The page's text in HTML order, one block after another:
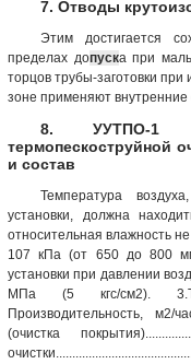
7. Отводы
Этим достигается
пределах допуска при
торцов трубы-заготовки при
зоне применяют внутренние
8. УУТПО-1 -
термопескоструйной
и состав
Температура
установки, должна
относительная влажность
107 кПа (от 650 до 800
установки при давлении
МПа (5 кгс/см2).
Производительность, м2/
(очистка